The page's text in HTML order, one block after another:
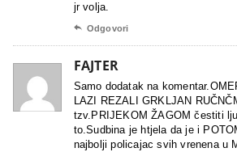
jr volja.
 Odgovori
FAJTER
Samo dodatak na
LAZI REZALI GRKLJAN
tzv.PRIJEKOM ŽAGOM čestiti
to.Sudbina je htjela da je i
najbolji policajac svih vrenena u